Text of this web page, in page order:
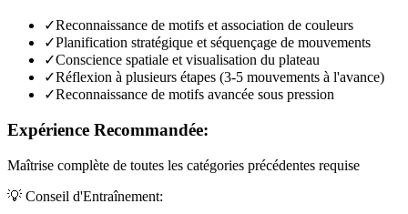
✓Reconnaissance de motifs et association de couleurs
✓Planification stratégique et séquençage de mouvements
✓Conscience spatiale et visualisation du plateau
✓Réflexion à plusieurs étapes (3-5 mouvements à l'avance)
✓Reconnaissance de motifs avancée sous pression
Expérience Recommandée:
Maîtrise complète de toutes les catégories précédentes requise
💡 Conseil d'Entraînement: